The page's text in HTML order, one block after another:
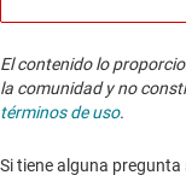
El contenido lo
la comunidad y no
términos de uso.
Si tiene alguna